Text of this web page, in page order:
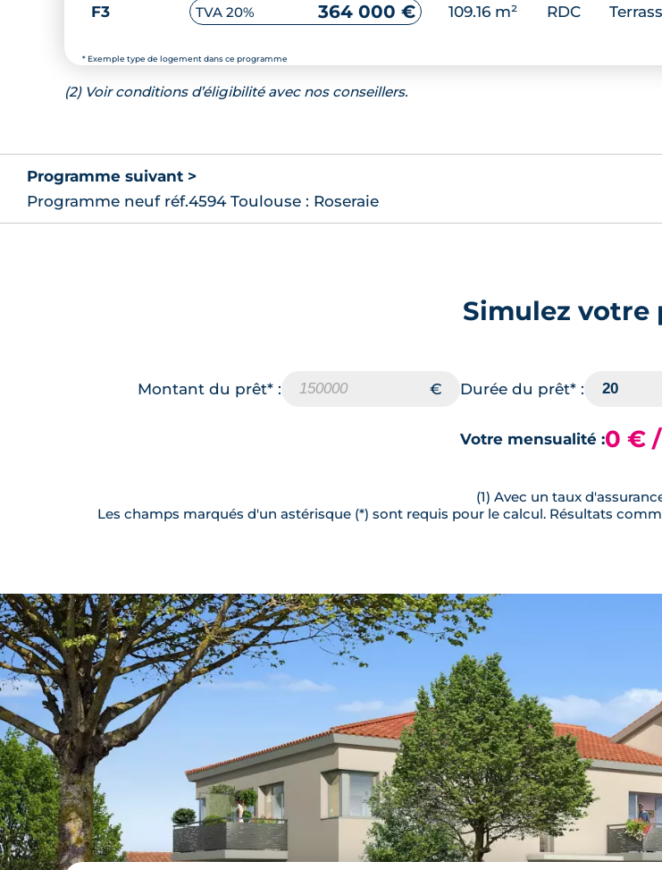
* Exemple type de logement dans ce programme
F3 TVA 20% 364 000 € 109.16 m² RDC
(2) Voir conditions d’éligibilité avec nos conseillers.
Programme suivant >
Programme neuf réf.4594 Toulouse : Roseraie
Simulez votre
Montant du prêt* : Durée du prêt* :
Votre mensualité :0 €
(1) Avec un taux
Les champs marqués d'un astérisque (*) sont requis pour le calcul. Résultats